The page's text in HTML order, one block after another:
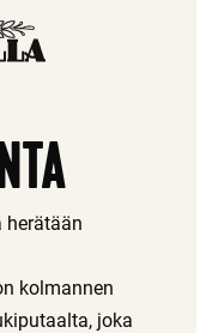
herätään
kolmannen
joka